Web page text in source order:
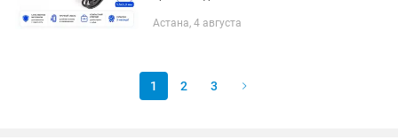
качества! Этот усиленный адаптер на
Астана, 4 августа
1 2 3